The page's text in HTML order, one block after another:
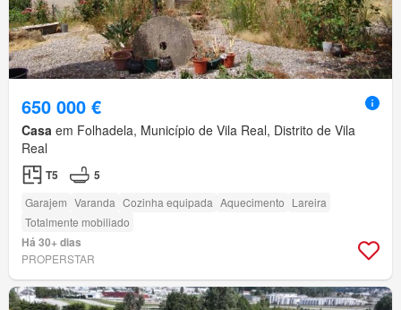
650 000 €
Casa em Folhadela, Município de Vila Real, Distrito de Vila
Real
T5 5
Garajem Varanda Cozinha equipada Aquecimento Lareira
Totalmente mobiliado
Há 30+ dias
PROPERSTAR